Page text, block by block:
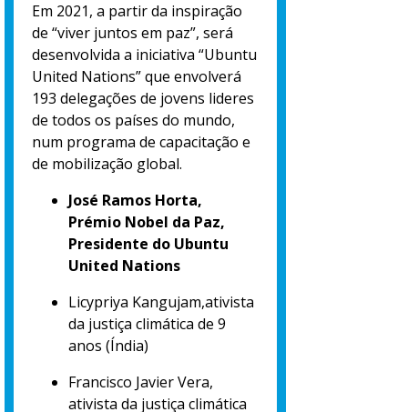
Em 2021, a partir da inspiração
de “viver juntos em paz”, será
desenvolvida a iniciativa “Ubuntu
United Nations” que envolverá
193 delegações de jovens lideres
de todos os países do mundo,
num programa de capacitação e
de mobilização global.
José Ramos Horta,
Prémio Nobel da Paz,
Presidente do Ubuntu
United Nations
Licypriya Kangujam,ativista
da justiça climática de 9
anos (Índia)
Francisco Javier Vera,
ativista da justiça climática